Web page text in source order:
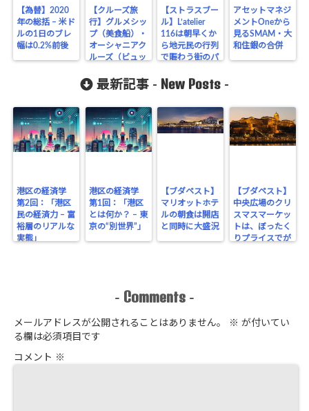
【為替】2020
年の総括 – 米ド
ルの1日のブレ
幅は0.2%前後
【クルーズ旅
行】グルメシッ
プ（美食船）・
オーシャニアク
ルーズ（ビュッ
【ストラスブー
ル】L’atelier
116は朝早くか
ら地元民の行列
で賑わう街のパ
アセットマネジ
メントOneから
見るSMAM・大
和住銀の合併
最新記事 - New Posts -
港区の経済学
第2回：「港区
民の経済力 – 富
裕層のリアルな
実態」
港区の経済学
第1回：「港区
とは何か？ – 東
京の“別世界”」
【ブダペスト】
マリオットホテ
ルの朝食は開店
と同時に大盛況
【ブダペスト】
中央広場のクリ
スマスマーケッ
トは、ぼったく
りプライスでが
- Comments -
メールアドレスが公開されることはありません。 ※ が付いてい
る欄は必須項目です
コメント ※